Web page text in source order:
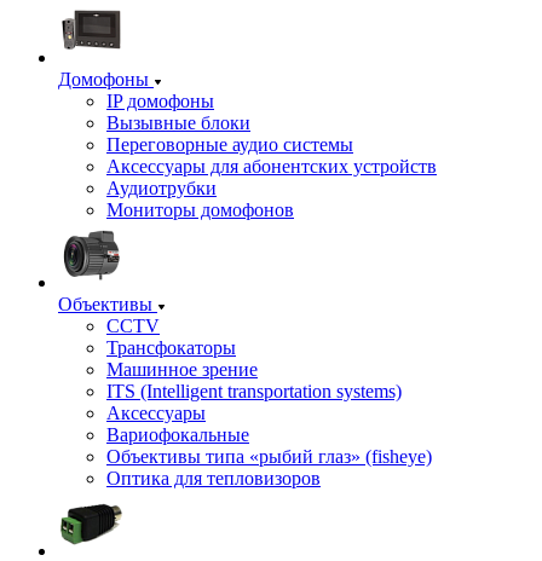
Домофоны
IP домофоны
Вызывные блоки
Переговорные аудио системы
Аксессуары для абонентских устройств
Аудиотрубки
Мониторы домофонов
Объективы
CCTV
Трансфокаторы
Машинное зрение
ITS (Intelligent transportation systems)
Аксессуары
Вариофокальные
Объективы типа «рыбий глаз» (fisheye)
Оптика для тепловизоров